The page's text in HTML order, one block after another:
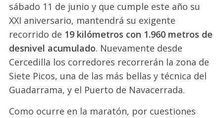
sábado 11 de junio y que cumple este año su
XXI aniversario, mantendrá su exigente
recorrido de 19 kilómetros con 1.960 metros de
desnivel acumulado. Nuevamente desde
Cercedilla los corredores recorrerán la zona de
Siete Picos, una de las más bellas y técnica del
Guadarrama, y el Puerto de Navacerrada.
Como ocurre en la maratón, por cuestiones